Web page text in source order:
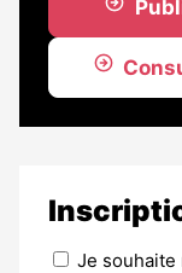
Je